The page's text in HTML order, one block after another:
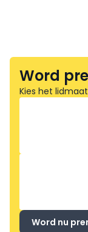
Word
Kies het
Word nu